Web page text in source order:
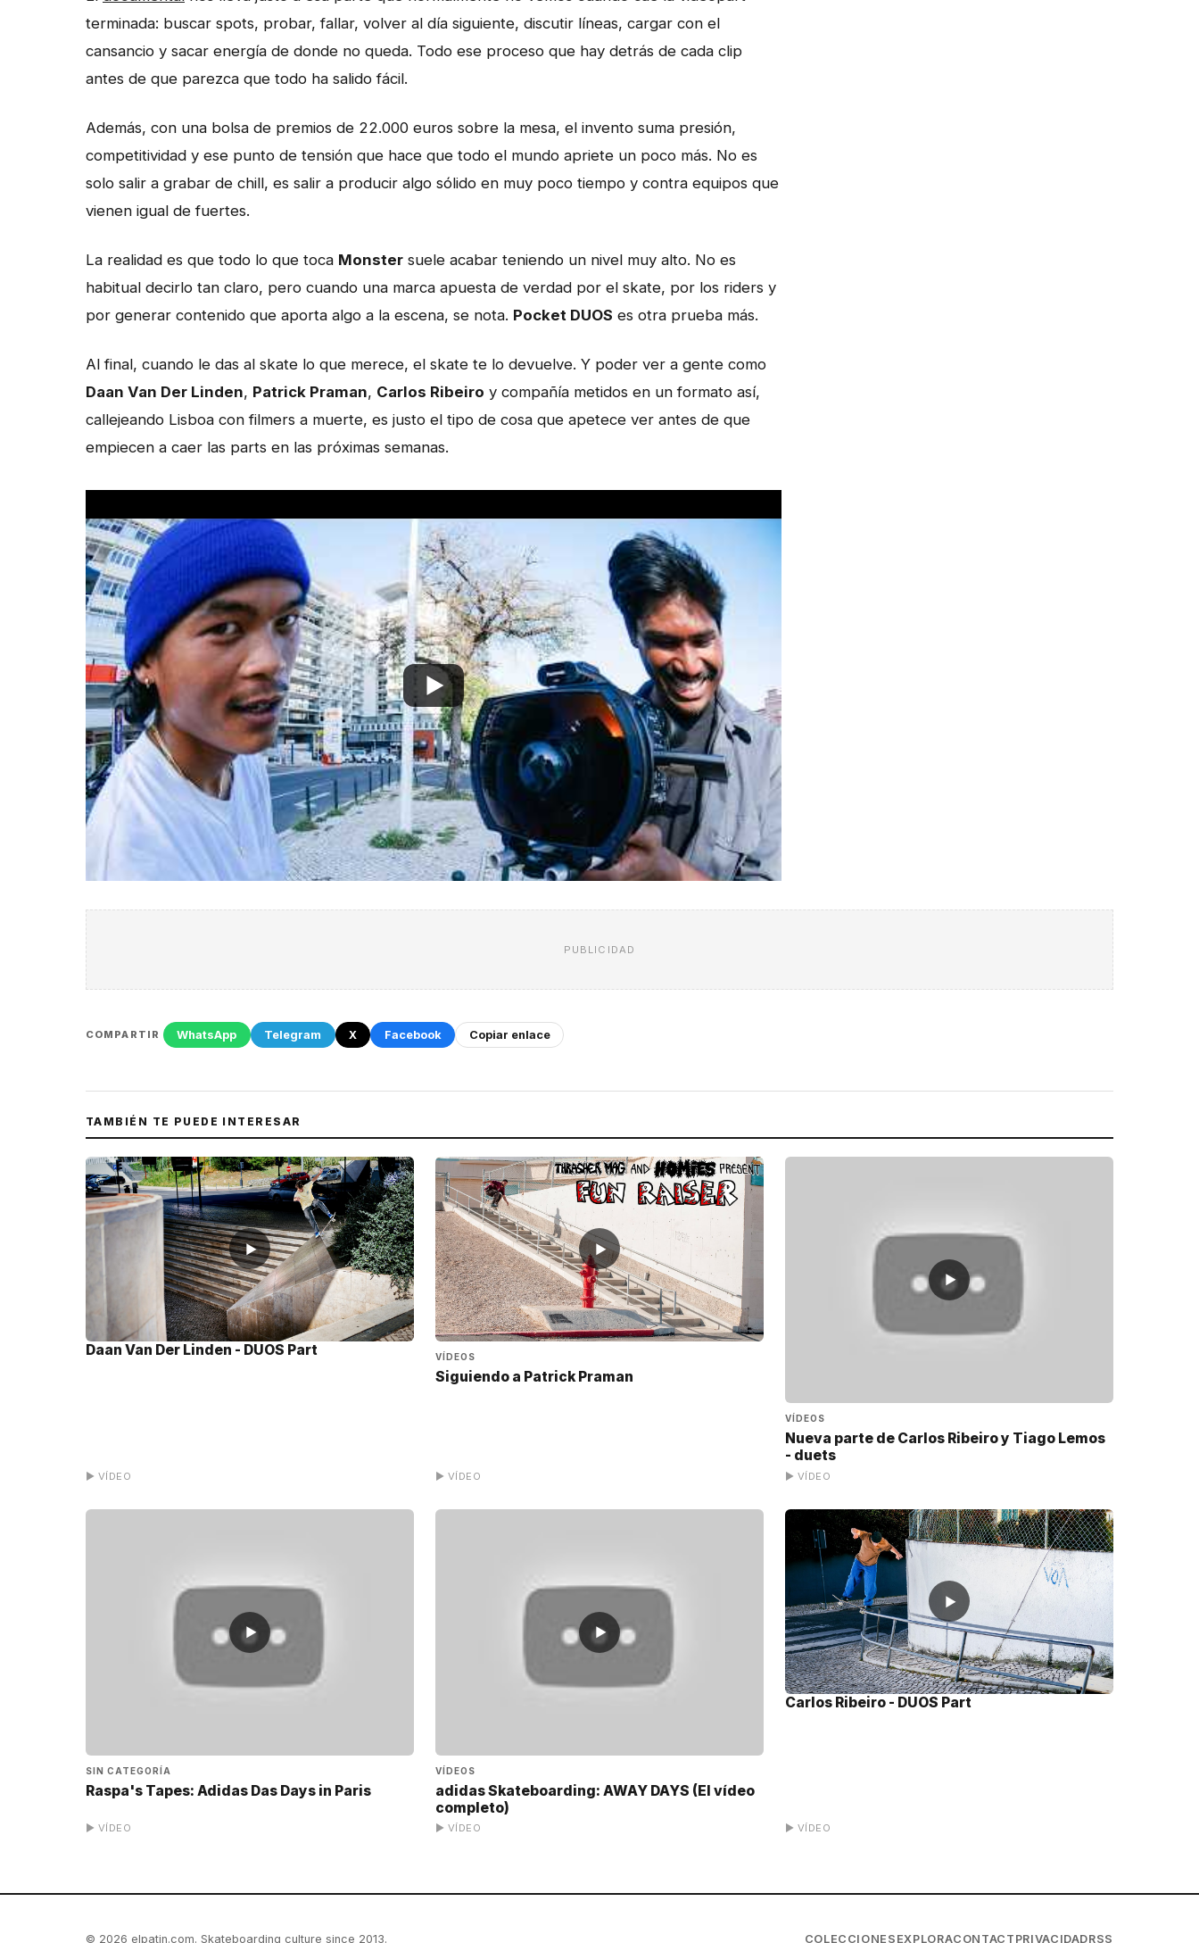
terminada: buscar spots, probar, fallar, volver al día siguiente, discutir líneas, cargar con el
cansancio y sacar energía de donde no queda. Todo ese proceso que hay detrás de cada clip
antes de que parezca que todo ha salido fácil.
Además, con una bolsa de premios de 22.000 euros sobre la mesa, el invento suma presión,
competitividad y ese punto de tensión que hace que todo el mundo apriete un poco más. No es
solo salir a grabar de chill, es salir a producir algo sólido en muy poco tiempo y contra equipos que
vienen igual de fuertes.
La realidad es que todo lo que toca Monster suele acabar teniendo un nivel muy alto. No es
habitual decirlo tan claro, pero cuando una marca apuesta de verdad por el skate, por los riders y
por generar contenido que aporta algo a la escena, se nota. Pocket DUOS es otra prueba más.
Al final, cuando le das al skate lo que merece, el skate te lo devuelve. Y poder ver a gente como
Daan Van Der Linden, Patrick Praman, Carlos Ribeiro y compañía metidos en un formato así,
callejeando Lisboa con filmers a muerte, es justo el tipo de cosa que apetece ver antes de que
empiecen a caer las parts en las próximas semanas.
PUBLICIDAD
COMPARTIR WhatsApp Telegram X Facebook Copiar enlace
TAMBIÉN TE PUEDE INTERESAR
▶
Daan Van Der Linden - DUOS Part
▶ VÍDEO
▶
VÍDEOS
Siguiendo a Patrick Praman
▶ VÍDEO
▶
VÍDEOS
Nueva parte de Carlos Ribeiro y Tiago Lemos
- duets
▶ VÍDEO
▶
SIN CATEGORÍA
Raspa's Tapes: Adidas Das Days in Paris
▶ VÍDEO
▶
VÍDEOS
adidas Skateboarding: AWAY DAYS (El vídeo
completo)
▶ VÍDEO
▶
Carlos Ribeiro - DUOS Part
▶ VÍDEO
© 2026 elpatin.com. Skateboarding culture since 2013. COLECCIONES EXPLORACONTACT PRIVACIDADRSS